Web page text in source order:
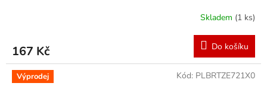
Skladem (1 ks)
167 Kč Do košíku
Výprodej Kód: PLBRTZE721X0